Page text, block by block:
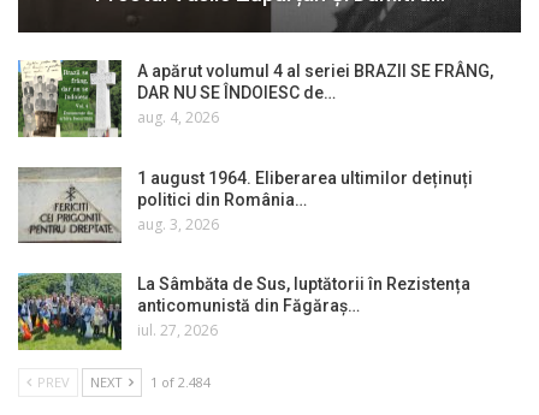
A apărut volumul 4 al seriei BRAZII SE FRÂNG,
DAR NU SE ÎNDOIESC de…
aug. 4, 2026
1 august 1964. Eliberarea ultimilor deținuți
politici din România…
aug. 3, 2026
La Sâmbăta de Sus, luptătorii în Rezistența
anticomunistă din Făgăraș…
iul. 27, 2026
PREV NEXT 1 of 2.484